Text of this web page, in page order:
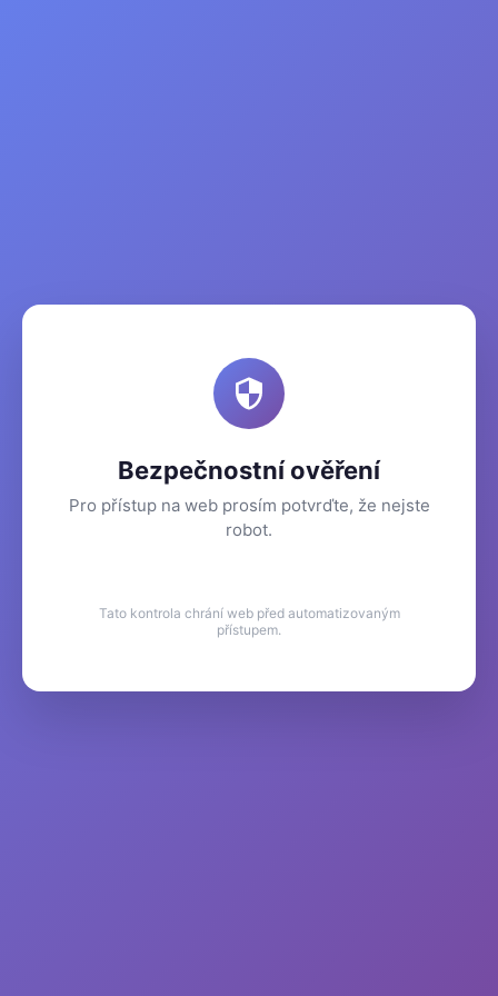
Bezpečnostní ověření
Pro přístup na web prosím potvrďte, že nejste
robot.
Tato kontrola chrání web před automatizovaným
přístupem.